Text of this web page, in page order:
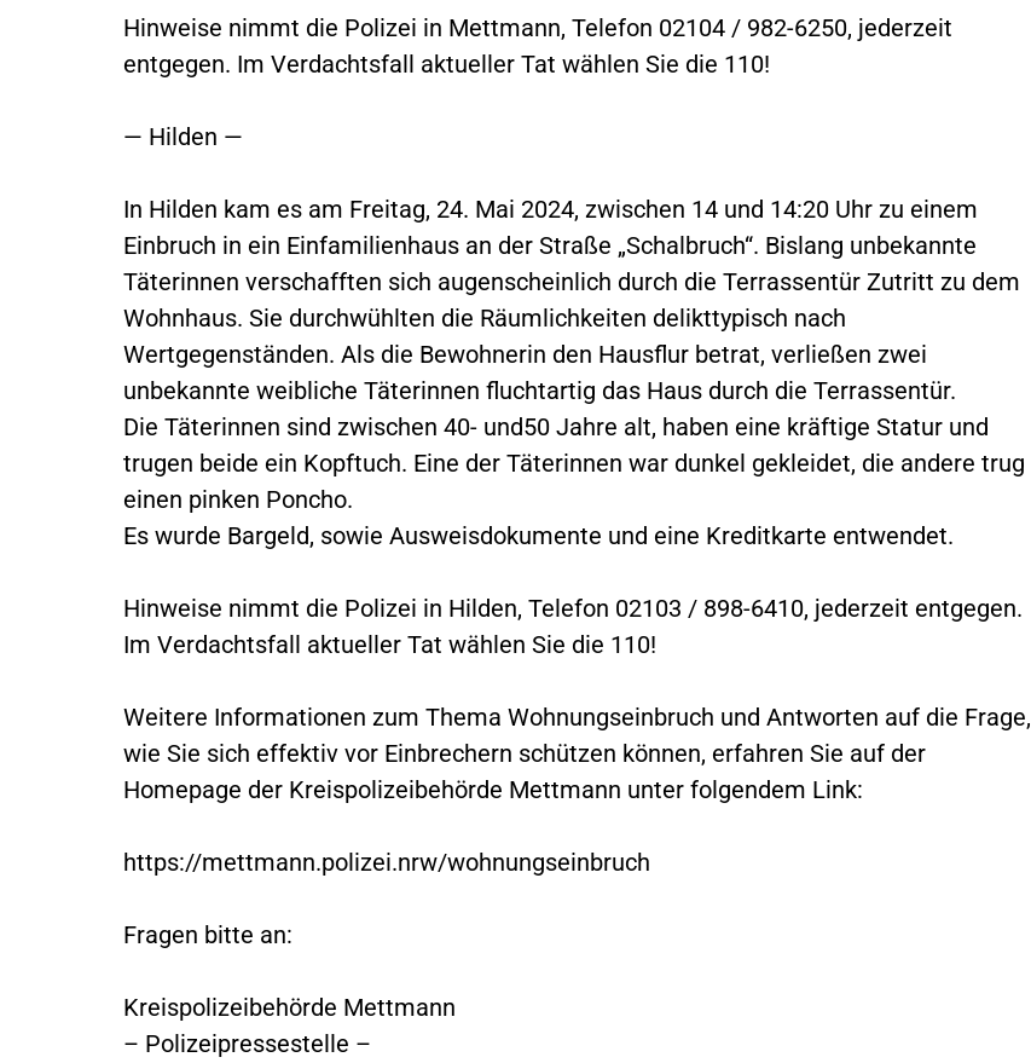
Hinweise nimmt die Polizei in Mettmann, Telefon 02104 / 982-6250, jederzeit
entgegen. Im Verdachtsfall aktueller Tat wählen Sie die 110!
— Hilden —
In Hilden kam es am Freitag, 24. Mai 2024, zwischen 14 und 14:20 Uhr zu einem
Einbruch in ein Einfamilienhaus an der Straße „Schalbruch“. Bislang unbekannte
Täterinnen verschafften sich augenscheinlich durch die Terrassentür Zutritt zu dem
Wohnhaus. Sie durchwühlten die Räumlichkeiten delikttypisch nach
Wertgegenständen. Als die Bewohnerin den Hausflur betrat, verließen zwei
unbekannte weibliche Täterinnen fluchtartig das Haus durch die Terrassentür.
Die Täterinnen sind zwischen 40- und50 Jahre alt, haben eine kräftige Statur und
trugen beide ein Kopftuch. Eine der Täterinnen war dunkel gekleidet, die andere trug
einen pinken Poncho.
Es wurde Bargeld, sowie Ausweisdokumente und eine Kreditkarte entwendet.
Hinweise nimmt die Polizei in Hilden, Telefon 02103 / 898-6410, jederzeit entgegen.
Im Verdachtsfall aktueller Tat wählen Sie die 110!
Weitere Informationen zum Thema Wohnungseinbruch und Antworten auf die Frage,
wie Sie sich effektiv vor Einbrechern schützen können, erfahren Sie auf der
Homepage der Kreispolizeibehörde Mettmann unter folgendem Link:
https://mettmann.polizei.nrw/wohnungseinbruch
Fragen bitte an:
Kreispolizeibehörde Mettmann
– Polizeipressestelle –